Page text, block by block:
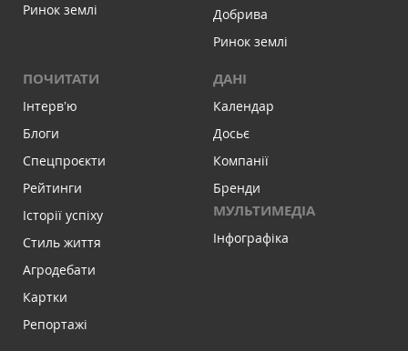
Ринок землі
Добрива
Ринок землі
ПОЧИТАТИ
Інтервʼю
Блоги
Спецпроєкти
Рейтинги
Історії успіху
Стиль життя
Агродебати
Картки
Репортажі
ДАНІ
Календар
Досьє
Компанії
Бренди
МУЛЬТИМЕДІА
Інфографіка